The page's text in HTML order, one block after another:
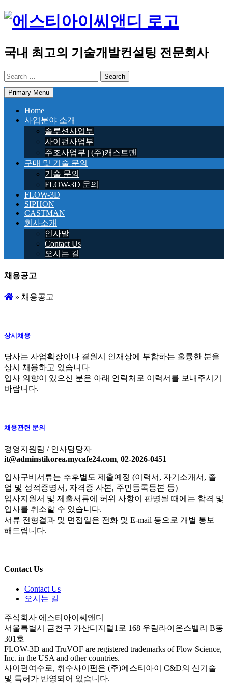
Skip
국내 최고의 기술개발컨설팅 전문회사
Search
for:
Primary Menu
Home
사업분야 소개
솔루션사업부
사이펀사업부
주조사업부 | (주)캐스트맨
구매 및 기술 문의
기술 문의
FLOW-3D 문의
FLOW-3D
SIPHON
CASTMAN
회사소개
인사말
Contact Us
오시는 길
채용공고
» 채용공고
상시채용
당사는 사업확장이나 결원시 인재상에 부합하는 훌륭한 분을
상시 채용하고 있습니다
입사 의향이 있으신 분은 아래 연락처로 이력서를 보내주시기
바랍니다.
채용관련 문의
경영지원팀 / 인사담당자
it@adminstikorea.mycafe24.com, 02-2026-0451
입사구비서류는 추후별도 제출예정 (이력서, 자기소개서, 졸
업 및 성적증명서, 자격증 사본, 주민등록등본 등)
입사지원서 및 제출서류에 허위 사항이 판명될 때에는 합격 및
입사를 취소할 수 있습니다.
서류 전형결과 및 면접일은 전화 및 E-mail 등으로 개별 통보
해드립니다.
Contact Us
Contact Us
오시는 길
주식회사 에스티아이씨앤디
서울특별시 금천구 가산디지털1로 168 우림라이온스밸리 B동
301호
FLOW-3D and TruVOF are registered trademarks of Flow Science,
Inc. in the USA and other countries.
사이펀여수로, 취수사이펀은 (주)에스티아이 C&D의 신기술
및 특허가 반영되어 있습니다.